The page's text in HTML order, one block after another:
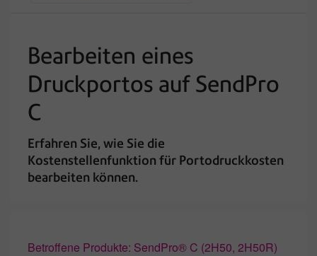
Bearbeiten eines
Druckportos auf SendPro
C
Erfahren Sie, wie Sie die
Kostenstellenfunktion für Portodruckkosten
bearbeiten können.
Betroffene Produkte: SendPro® C (2H50, 2H50R)